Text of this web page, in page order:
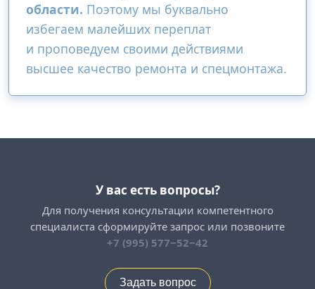
области. Поэтому мы буквально
избегаем малейших переплат
и проповедуем своими действиями
высшее качество ремонта и спецмонтажа.
У вас есть вопросы?
Для получения консультации компетентного
специалиста сформируйте запрос или позвоните
+7 (995) 577−52−42
Задать вопрос